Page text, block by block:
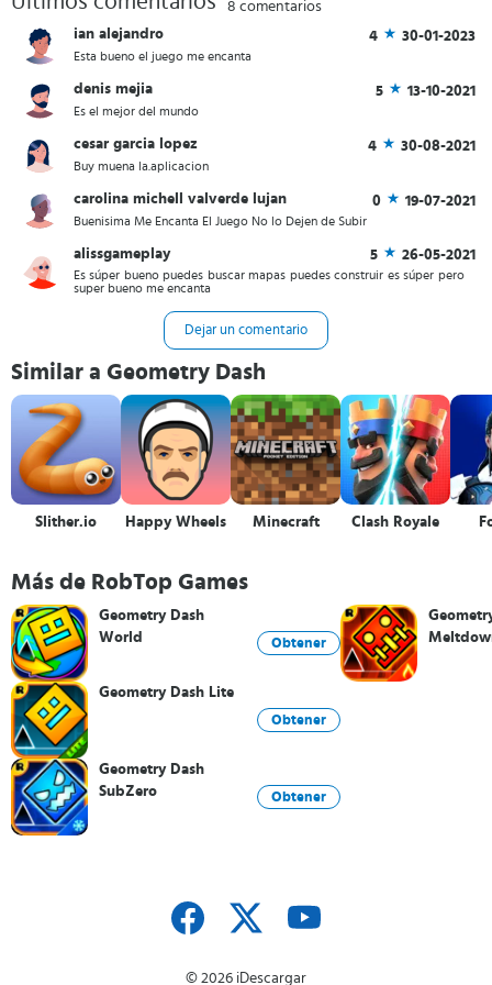
8 comentarios
ian alejandro
4 30-01-2023
Esta bueno el juego me encanta
denis mejia 5 13-10-2021
Es el mejor del mundo
cesar garcia lopez 4 30-08-2021
Buy muena la.aplicacion
carolina michell valverde lujan 0 19-07-2021
Buenisima Me Encanta El Juego No lo Dejen de Subir
alissgameplay 5 26-05-2021
Es súper bueno puedes buscar mapas puedes construir es súper pero
super bueno me encanta
Dejar un comentario
Similar a Geometry Dash
Slither.io Happy Wheels Minecraft Clash Royale
Más de RobTop Games
Geometry Dash
World
Obtener
Geometry Dash Lite
Obtener
Geometry Dash
SubZero
Obtener
© 2026 iDescargar